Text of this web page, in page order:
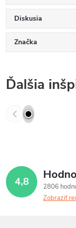
Diskusia
Značka
Ďalšia
4,8
2806
Zobraziť